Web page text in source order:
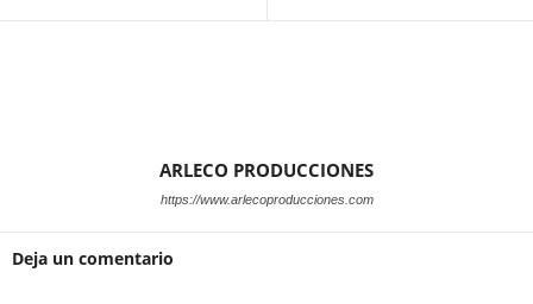
ARLECO PRODUCCIONES
https://www.arlecoproducciones.com
Deja un comentario